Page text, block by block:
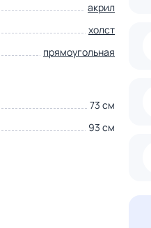
акрил
холст
прямоугольная
73 см
93 см